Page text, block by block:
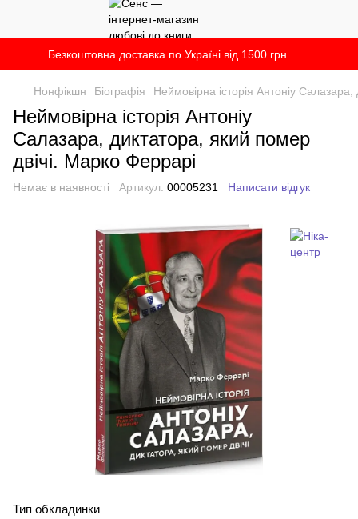
Безкоштовна доставка по Україні від 1500 грн.
Нонфікшн Біографія Неймовірна історія Антоніу
Неймовірна історія Антоніу
Салазара, диктатора, який помер
двічі. Марко Феррарі
Немає в наявності Артикул: 00005231 Написати відгук
Тип обкладинки